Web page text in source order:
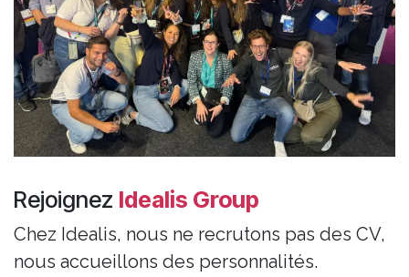
Rejoignez Idealis Group
Chez Idealis, nous ne recrutons pas des CV,
nous accueillons des personnalités.